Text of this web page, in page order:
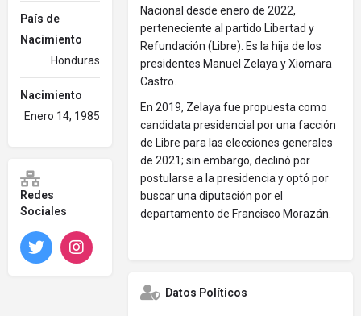
País de
Nacimiento
Honduras
Nacimiento
Enero 14, 1985
Redes
Sociales
Twitter
Nacional desde enero de 2022,
perteneciente al partido Libertad y
Refundación (Libre). Es la hija de los
presidentes Manuel Zelaya y Xiomara
Castro.​
En 2019, Zelaya fue propuesta como
candidata presidencial por una facción
de Libre para las elecciones generales
de 2021; sin embargo, declinó por
postularse a la presidencia y optó por
buscar una diputación por el
departamento de Francisco Morazán.
Datos Políticos